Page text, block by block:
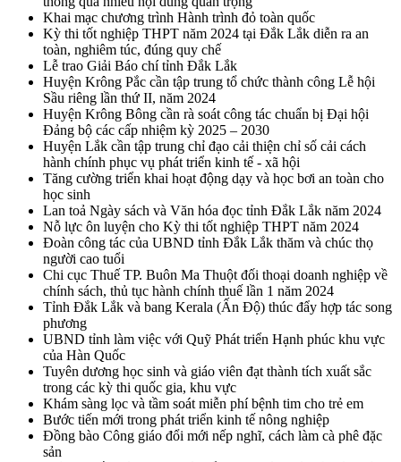
Khai mạc chương trình Hành trình đỏ toàn quốc
Kỳ thi tốt nghiệp THPT năm 2024 tại Đắk Lắk diễn ra an
toàn, nghiêm túc, đúng quy chế
Lễ trao Giải Báo chí tỉnh Đắk Lắk
Huyện Krông Pắc cần tập trung tổ chức thành công Lễ hội
Sầu riêng lần thứ II, năm 2024
Huyện Krông Bông cần rà soát công tác chuẩn bị Đại hội
Đảng bộ các cấp nhiệm kỳ 2025 – 2030
Huyện Lắk cần tập trung chỉ đạo cải thiện chỉ số cải cách
hành chính phục vụ phát triển kinh tế - xã hội
Tăng cường triển khai hoạt động dạy và học bơi an toàn cho
học sinh
Lan toả Ngày sách và Văn hóa đọc tỉnh Đắk Lắk năm 2024
Nỗ lực ôn luyện cho Kỳ thi tốt nghiệp THPT năm 2024
Đoàn công tác của UBND tỉnh Đắk Lắk thăm và chúc thọ
người cao tuổi
Chi cục Thuế TP. Buôn Ma Thuột đối thoại doanh nghiệp về
chính sách, thủ tục hành chính thuế lần 1 năm 2024
Tỉnh Đắk Lắk và bang Kerala (Ấn Độ) thúc đẩy hợp tác song
phương
UBND tỉnh làm việc với Quỹ Phát triển Hạnh phúc khu vực
của Hàn Quốc
Tuyên dương học sinh và giáo viên đạt thành tích xuất sắc
trong các kỳ thi quốc gia, khu vực
Khám sàng lọc và tầm soát miễn phí bệnh tim cho trẻ em
Bước tiến mới trong phát triển kinh tế nông nghiệp
Đồng bào Công giáo đổi mới nếp nghĩ, cách làm cà phê đặc
sản